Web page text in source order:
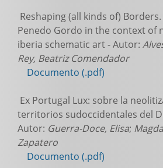
Reshaping (all kinds of)
Penedo Gordo in the context of
iberia schematic art - Autor:
Rey, Beatriz Comendador
Documento (.pdf)
Ex Portugal Lux: sobre la
territorios sudoccidentales del
Autor: Guerra-Doce, Elisa;
Zapatero
Documento (.pdf)